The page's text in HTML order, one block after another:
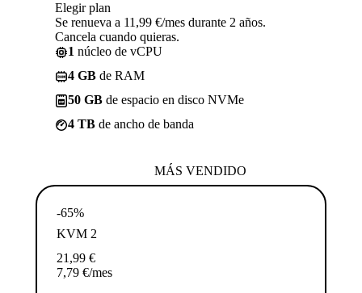
Elegir plan
Se renueva a 11,99 €/mes durante 2 años.
Cancela cuando quieras.
1 núcleo de vCPU
4 GB de RAM
50 GB de espacio en disco NVMe
4 TB de ancho de banda
MÁS VENDIDO
-65%
KVM 2
21,99 €
7,79 €/mes